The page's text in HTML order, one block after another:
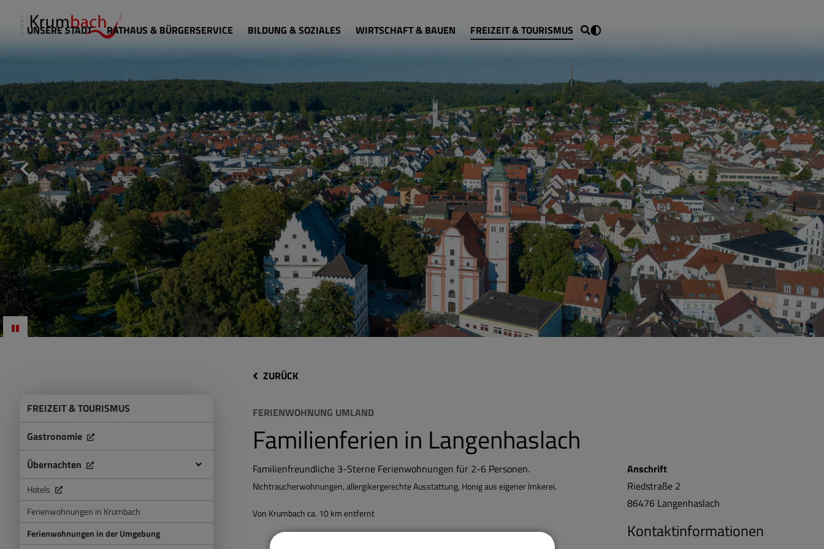
UNSERE STADT RATHAUS & BÜRGERSERVICE BILDUNG & SOZIALES WIRTSCHAFT & BAUEN FREIZEIT & TOURISMUS
FREIZEIT & TOURISMUS
Gastronomie
Übernachten
Hotels
Ferienwohnungen in Krumbach
Ferienwohnungen in der Umgebung
ZURÜCK
FERIENWOHNUNG UMLAND
Familienferien in Langenhaslach
Familienfreundliche 3-Sterne Ferienwohnungen für 2-6 Personen.
Nichtraucherwohnungen, allergikergerechte Ausstattung, Honig aus eigener Imkerei.
Von Krumbach ca. 10 km entfernt
Anschrift
Riedstraße 2
86476 Langenhaslach
Kontaktinformationen